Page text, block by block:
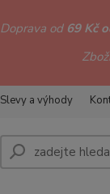
Doprava od 69 Kč
Slevy a výhody